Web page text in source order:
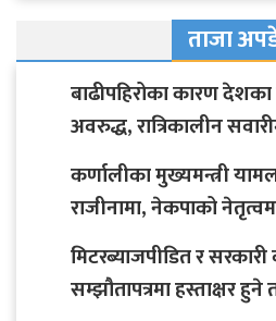
ताजा
बाढीपहिरोका कारण
अवरुद्ध, रात्रिकालीन
कर्णालीका मुख्यमन्त्री
राजीनामा, नेकपाको
मिटरब्याजपीडित र
सम्झौतापत्रमा हस्ताक्षर हुने